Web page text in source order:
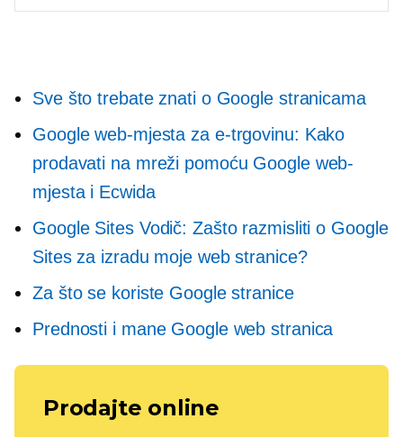
Sve što trebate znati o Google stranicama
Google web-mjesta za e-trgovinu: Kako
prodavati na mreži pomoću Google web-
mjesta i Ecwida
Google Sites Vodič: Zašto razmisliti o Google
Sites za izradu moje web stranice?
Za što se koriste Google stranice
Prednosti i mane Google web stranica
Prodajte online